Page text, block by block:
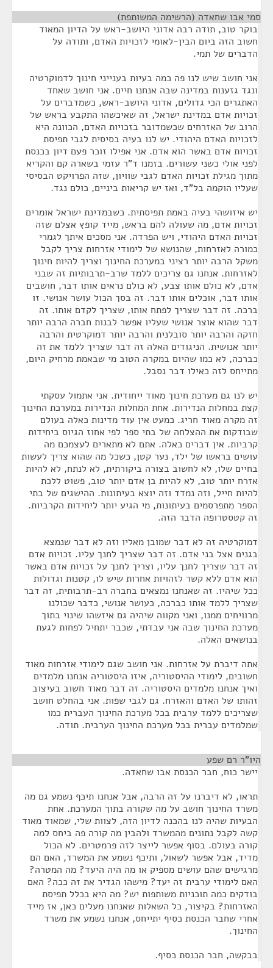
סמי אבו שחאדה (הרשימה המשותפת)
בוקר טוב, תודה רבה אדוני היושב-ראש על הדיון המאוד
חשוב הזה ביום הבין-לאומי לזכויות האדם, ותודה על
הדברים של תמי.
אני חושב שיש לנו פה כמה בעיות בענייני חינוך לדמוקרטיה
ונגד גזענות במדינה שבה אנחנו חיים. אני חושב שאחד
האתגרים הכי גדולים, אדוני היושב-ראש, כשמדברים על
זכויות אדם במדינת ישראל, זה שאיכשהו התקבע בראש של
הרוב של האזרחים שכשמדובר בזכויות האדם, הכוונה היא
לזכויות האדם היהודי. יש לנו בעיה בסיסית לגבי תפיסת
זכויות אדם באשר הוא אדם. אני אפילו זוכר פעם דיון בכנסת
לפני אולי כשני עשורים. בזמנו ד"ר עזמי בשארה קם והקריא
מתוך מגילת זכויות האדם לגבי שוויון, שזה הפרויקט הבסיסי
שעליו הוקמה בל"ד, ואז יש קריאות ביניים, כולם נגד.
יש איזושהי בעיה באמת תפיסתית. כשבמדינת ישראל אומרים
זכויות אדם, מה שעולה להם בראש, מייד קופץ אצלם שזה
זכויות האדם היהודי, ויש הפרדה. אני מסכים איתך לגמרי
כמורה לאזרחות, שהנושא של לימודי אזרחות צריך לקבל
משקל הרבה יותר רציני במערכת החינוך וצריך להיות חינוך
לאזרחות. אנחנו גם צריכים ללמד שרב-תרבותיות זה שבני
אדם, לא כולם אותו צבע, לא כולם נראים אותו דבר, חושבים
אותו דבר, אוכלים אותו דבר. זה בסך הכול עושר אנושי. זו
ברכה. זה דבר שצריך לפתח אותו, שצריך לקדם אותו. זה
דבר שהוא אוצר אנושי שעליו אפשר לבנות חברה הרבה יותר
חזקה והרבה יותר סובלנית והרבה יותר דמוקרטית והרבה
יותר אנושית. הניגודים האלה זה דבר שצריך ללמד את זה
כברכה, לא כמו שהיום במקרה הטוב מי שבאמת מרחיק היום,
מתייחס לזה כאילו דבר נסבל.
יש לנו גם מערכת חינוך מאוד ייחודית. אני אתמול עסקתי
קצת במחלות הנדירות. אחת המחלות הנדירות במערכת החינוך
זה מקרה מאוד חריג. כמעט אין עוד מדינות כאלה בעולם
שבודקות את ההצלחה של בתי ספר לפי אחוז הגיוס ביחידות
קרביות. אין דברים כאלה. אתם לא מתארים לעצמכם מה
עושים בראשו של ילד, נער קטן, כשכל מה שהוא צריך לעשות
בחיים שלו, לא לחשוב בצורה ביקורתית, לא לנתח, לא להיות
אזרח יותר טוב, לא להיות בן אדם יותר טוב, פשוט ללכת
להיות חייל, וזה נמדד וזה יוצא בעיתונות. ההישגים של בתי
הספר מתפרסמים בעיתונות, מי הגיע יותר ליחידות הקרביות.
זה קטסטרופה הדבר הזה.
דמוקרטיה זה לא דבר שמובן מאליו וזה לא דבר שנמצא
בגנים אצל בני אדם. זה דבר שצריך לחנך עליו. זכויות אדם
זה דבר שצריך לחנך עליו, וצריך לחנך על זכויות אדם באשר
הוא אדם ללא קשר לזהויות אחרות שיש לו, קטנות וגדולות
ככל שיהיו. זה שאנחנו נמצאים בחברה רב-תרבותית, זה דבר
שצריך ללמד אותו כברכה, כעושר אנושי, כדבר שכולנו
מרוויחים ממנו, ואני מקווה שיהיה גם איזשהו שינוי בתוך
מערכת החינוך שבה אני עבדתי, שכבר יתחיל לפחות לגעת
בנושאים האלה.
אתה דיברת על אזרחות. אני חושב שגם לימודי אזרחות מאוד
חשובים, לימודי ההיסטוריה, איזו היסטוריה אנחנו מלמדים
ואיך אנחנו מלמדים היסטוריה. זה דבר מאוד חשוב בעיצוב
זהותו של האדם והאזרח. גם לגבי שפות. אני בהחלט חושב
שצריכים ללמד ערבית בכל מערכת החינוך העברית כמו
שמלמדים עברית בכל מערכת החינוך הערבית. תודה.
היו"ר רם שפע
יישר כוח, חבר הכנסת אבו שחאדה.
תראו, לא דיברנו על זה הרבה, אבל אנחנו תיכף נשמע גם מה
משרד החינוך חושב על מה שקורה בתוך המערכת. אחת
הבעיות שהיה לנו בהכנה לדיון הזה, לצוות שלי, שמאוד מאוד
קשה לקבל נתונים מהמשרד ולהבין מה קורה פה ביחס למה
קורה בעולם. בסוף אפשר לייצר לזה פרמטרים. לא הכול
מדיד, אבל אפשר לשאול, ותיכף נשמע את המשרד, האם הם
מרגישים שהם עושים מספיק או מה היה היעד? מה המטרה?
האם לימודי ערבית זה יעד? מישהו הגדיר את זה ככה? האם
בודקים כמה תוכניות משותפות יש? מה היא בכלל תפיסת
האזרחות? בקיצור, כל השאלות שאנחנו מעלים כאן, אז מייד
אחרי שחבר הכנסת כסיף יתייחס, אנחנו נשמע את משרד
החינוך.
בבקשה, חבר הכנסת כסיף.